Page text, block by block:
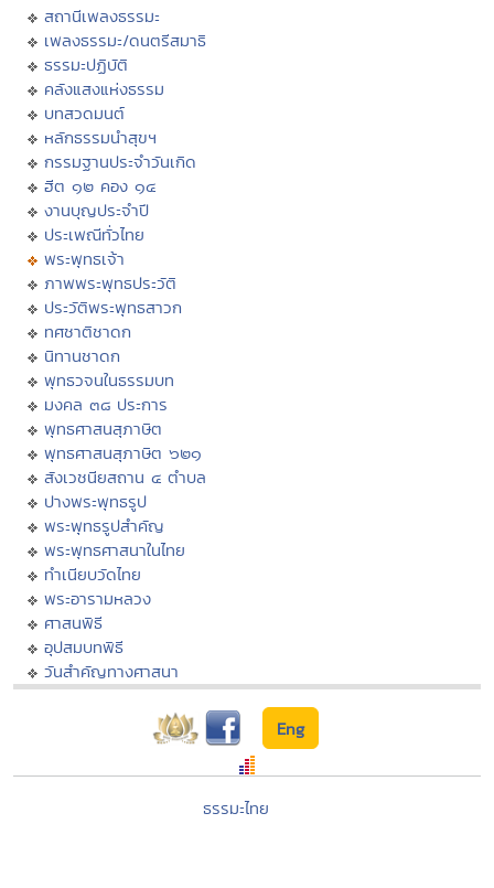
สถานีเพลงธรรมะ
เพลงธรรมะ/ดนตรีสมาธิ
ธรรมะปฏิบัติ
คลังแสงแห่งธรรม
บทสวดมนต์
หลักธรรมนำสุขฯ
กรรมฐานประจำวันเกิด
ฮีต ๑๒ คอง ๑๔
งานบุญประจำปี
ประเพณีทั่วไทย
พระพุทธเจ้า
ภาพพระพุทธประวัติ
ประวัติพระพุทธสาวก
ทศชาติชาดก
นิทานชาดก
พุทธวจนในธรรมบท
มงคล ๓๘ ประการ
พุทธศาสนสุภาษิต
พุทธศาสนสุภาษิต ๖๒๑
สังเวชนียสถาน ๔ ตำบล
ปางพระพุทธรูป
พระพุทธรูปสำคัญ
พระพุทธศาสนาในไทย
ทำเนียบวัดไทย
พระอารามหลวง
ศาสนพิธี
อุปสมบทพิธี
วันสำคัญทางศาสนา
Eng
ธรรมะไทย